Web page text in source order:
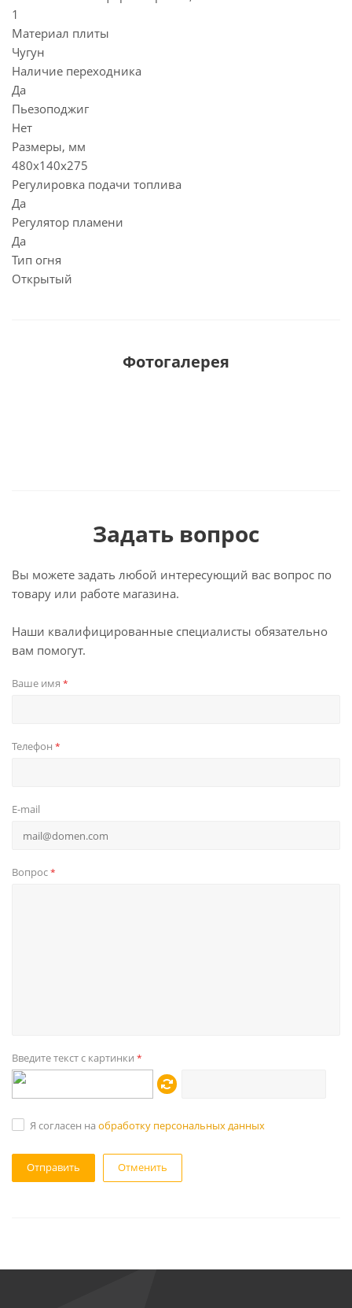
1
Материал плиты
Чугун
Наличие переходника
Да
Пьезоподжиг
Нет
Размеры, мм
480x140x275
Регулировка подачи топлива
Да
Регулятор пламени
Да
Тип огня
Открытый
Фотогалерея
Задать вопрос
Вы можете задать любой интересующий вас вопрос по
товару или работе магазина.
Наши квалифицированные специалисты обязательно
вам помогут.
Ваше имя *
Телефон *
E-mail
Вопрос*
Введите текст с картинки *
Я согласен на обработку персональных данных
Отменить